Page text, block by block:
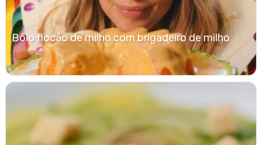
Bolo flocão de milho com brigadeiro de milho